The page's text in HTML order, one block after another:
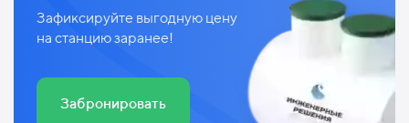
Зафиксируйте выгодную цену
на станцию заранее!
Забронировать